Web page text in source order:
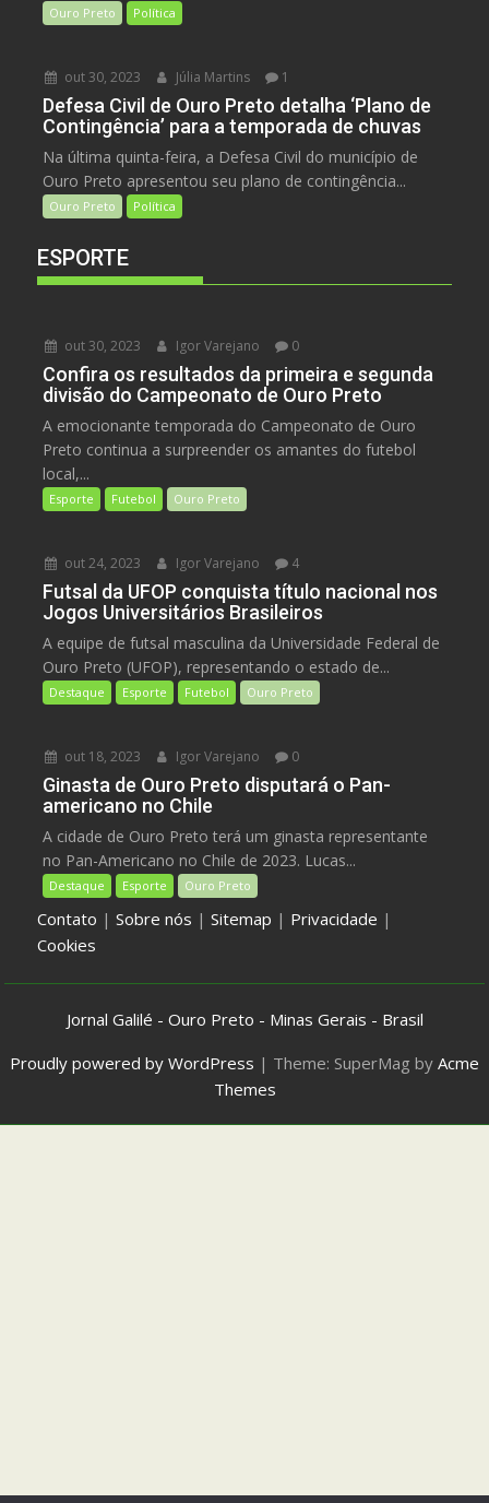
Ouro Preto Política
out 30, 2023 Júlia Martins 1
Defesa Civil de Ouro Preto detalha ‘Plano de
Contingência’ para a temporada de chuvas
Na última quinta-feira, a Defesa Civil do município de
Ouro Preto apresentou seu plano de contingência...
Ouro Preto Política
ESPORTE
out 30, 2023 Igor Varejano 0
Confira os resultados da primeira e segunda
divisão do Campeonato de Ouro Preto
A emocionante temporada do Campeonato de Ouro
Preto continua a surpreender os amantes do futebol
local,...
Esporte Futebol Ouro Preto
out 24, 2023 Igor Varejano 4
Futsal da UFOP conquista título nacional nos
Jogos Universitários Brasileiros
A equipe de futsal masculina da Universidade Federal de
Ouro Preto (UFOP), representando o estado de...
Destaque Esporte Futebol Ouro Preto
out 18, 2023 Igor Varejano 0
Ginasta de Ouro Preto disputará o Pan-
americano no Chile
A cidade de Ouro Preto terá um ginasta representante
no Pan-Americano no Chile de 2023. Lucas...
Destaque Esporte Ouro Preto
Contato |Sobre nós |Sitemap | Privacidade |
Cookies
Jornal Galilé - Ouro Preto - Minas Gerais - Brasil
Proudly powered by WordPress | Theme: SuperMag by Acme
Themes